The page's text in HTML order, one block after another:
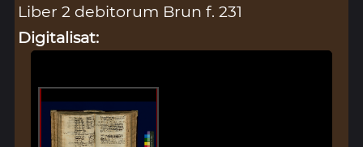
Liber 2 debitorum Brun f. 231
Digitalisat: